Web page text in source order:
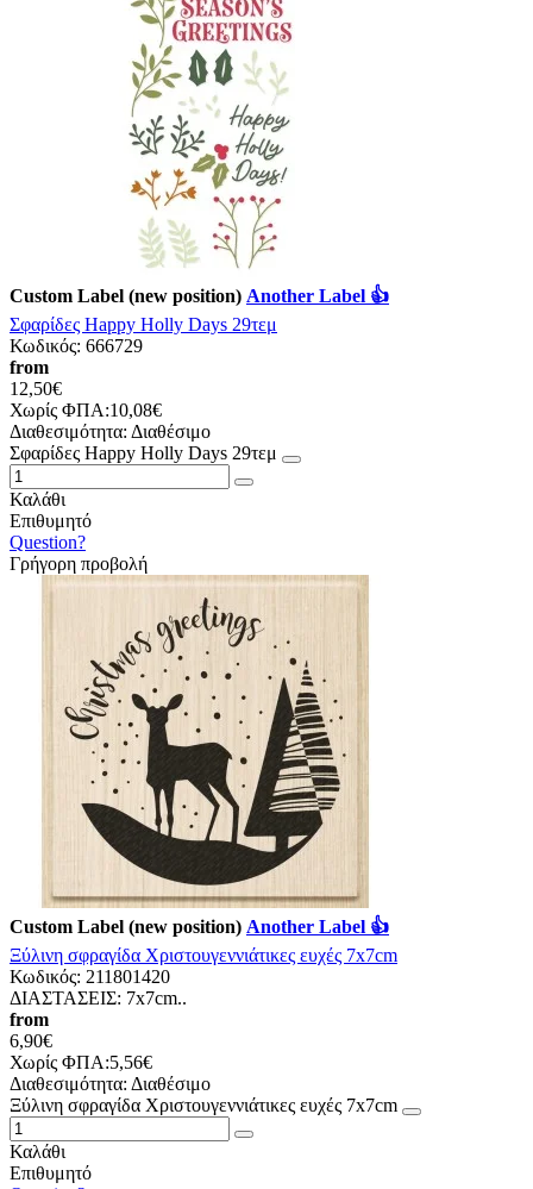
Custom Label (new position) Another Label 👍
Σφαρίδες Happy Holly Days 29τεμ
Κωδικός: 666729
from
12,50€
Χωρίς ΦΠΑ:10,08€
Διαθεσιμότητα: Διαθέσιμο
Σφαρίδες Happy Holly Days 29τεμ
Καλάθι
Επιθυμητό
Question?
Γρήγορη προβολή
Custom Label (new position) Another Label 👍
Ξύλινη σφραγίδα Χριστουγεννιάτικες ευχές 7x7cm
Κωδικός: 211801420
ΔΙΑΣΤΑΣΕΙΣ: 7x7cm..
from
6,90€
Χωρίς ΦΠΑ:5,56€
Διαθεσιμότητα: Διαθέσιμο
Ξύλινη σφραγίδα Χριστουγεννιάτικες ευχές 7x7cm
Καλάθι
Επιθυμητό